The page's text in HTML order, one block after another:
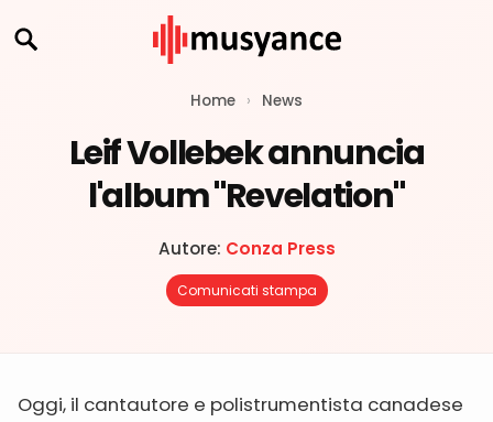
Home › News
Leif Vollebek annuncia
l'album "Revelation"
Autore: Conza Press
Comunicati stampa
Oggi, il cantautore e polistrumentista canadese